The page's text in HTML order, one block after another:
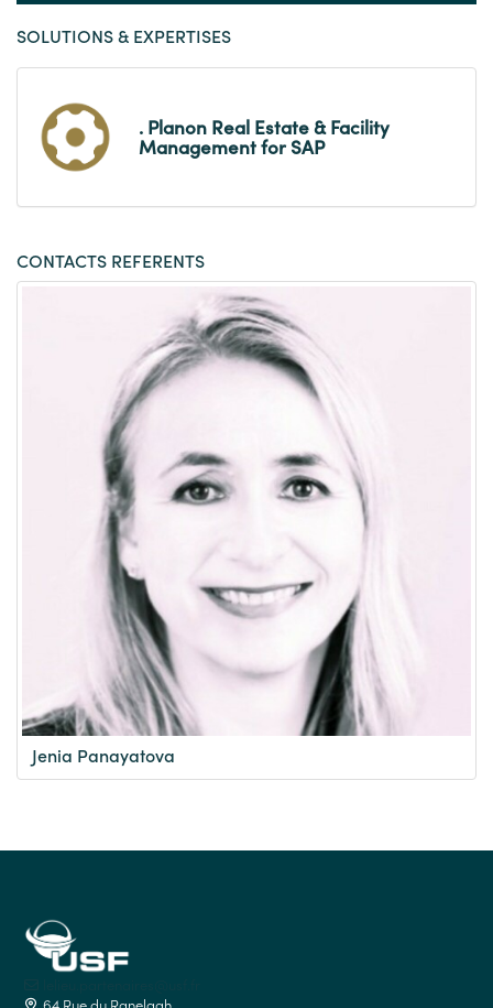
SOLUTIONS & EXPERTISES
. Planon Real Estate & Facility
Management for SAP
CONTACTS REFERENTS
Jenia Panayatova